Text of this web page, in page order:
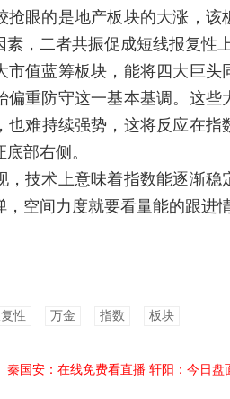
抢眼的是地产板块的大涨，
，二者共振促成短线报复性上
市值蓝筹板块，能将四大巨
偏重防守这一基本基调。这
也难持续强势，这将反应在
部右侧。
，技术上意味着指数能逐渐
空间力度就要看量能的跟进情
性 万金 指数 板块
秦国安：在线免费看直播 轩阳：今日盘